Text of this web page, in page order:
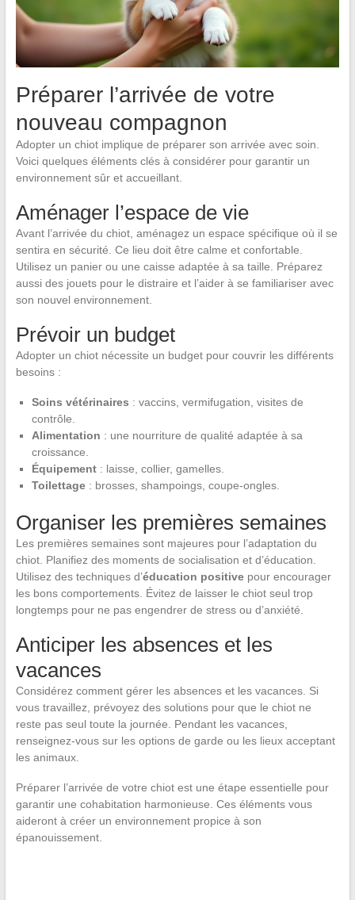
Préparer l’arrivée de votre
nouveau compagnon
Adopter un chiot implique de préparer son arrivée avec soin.
Voici quelques éléments clés à considérer pour garantir un
environnement sûr et accueillant.
Aménager l’espace de vie
Avant l’arrivée du chiot, aménagez un espace spécifique où il se
sentira en sécurité. Ce lieu doit être calme et confortable.
Utilisez un panier ou une caisse adaptée à sa taille. Préparez
aussi des jouets pour le distraire et l’aider à se familiariser avec
son nouvel environnement.
Prévoir un budget
Adopter un chiot nécessite un budget pour couvrir les différents
besoins :
Soins vétérinaires : vaccins, vermifugation, visites de
contrôle.
Alimentation : une nourriture de qualité adaptée à sa
croissance.
Équipement: laisse, collier, gamelles.
Toilettage: brosses, shampoings, coupe-ongles.
Organiser les premières semaines
Les premières semaines sont majeures pour l’adaptation du
chiot. Planifiez des moments de socialisation et d’éducation.
Utilisez des techniques d’éducation positivepour encourager
les bons comportements. Évitez de laisser le chiot seul trop
longtemps pour ne pas engendrer de stress ou d’anxiété.
Anticiper les absences et les
vacances
Considérez comment gérer les absences et les vacances. Si
vous travaillez, prévoyez des solutions pour que le chiot ne
reste pas seul toute la journée. Pendant les vacances,
renseignez-vous sur les options de garde ou les lieux acceptant
les animaux.
Préparer l’arrivée de votre chiot est une étape essentielle pour
garantir une cohabitation harmonieuse. Ces éléments vous
aideront à créer un environnement propice à son
épanouissement.